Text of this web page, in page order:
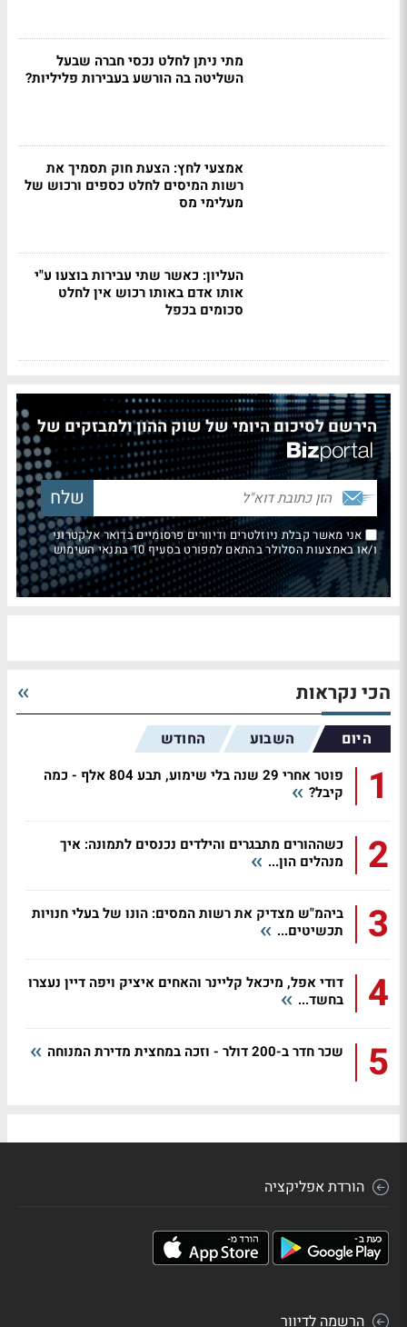
מתי ניתן לחלט נכסי חברה שבעל
השליטה בה הורשע בעבירות פליליות?
אמצעי לחץ: הצעת חוק תסמיך את
רשות המיסים לחלט כספים ורכוש של
מעלימי מס
העליון: כאשר שתי עבירות בוצעו ע"י
אותו אדם באותו רכוש אין לחלט
סכומים בכפל
הירשם לסיכום היומי של שוק ההון ולמבזקים של
אני מאשר קבלת ניוזלטרים ודיוורים פרסומיים בדואר אלקטרוני
ו/או באמצעות הסלולר בהתאם למפורט בסעיף 10 בתנאי השימוש
הכי נקראות
היום השבוע החודש
1
פוטר אחרי 29 שנה בלי שימוע, תבע 804 אלף - כמה
קיבל?
2
כשההורים מתבגרים והילדים נכנסים לתמונה: איך
מנהלים הון...
3
ביהמ"ש מצדיק את רשות המסים: הונו של בעלי חנויות
תכשיטים...
4
דודי אפל, מיכאל קליינר והאחים איציק ויפה דיין נעצרו
בחשד...
5 שכר חדר ב-200 דולר - וזכה במחצית מדירת המנוחה
הורדת אפליקציה
הרשמה לדיוור